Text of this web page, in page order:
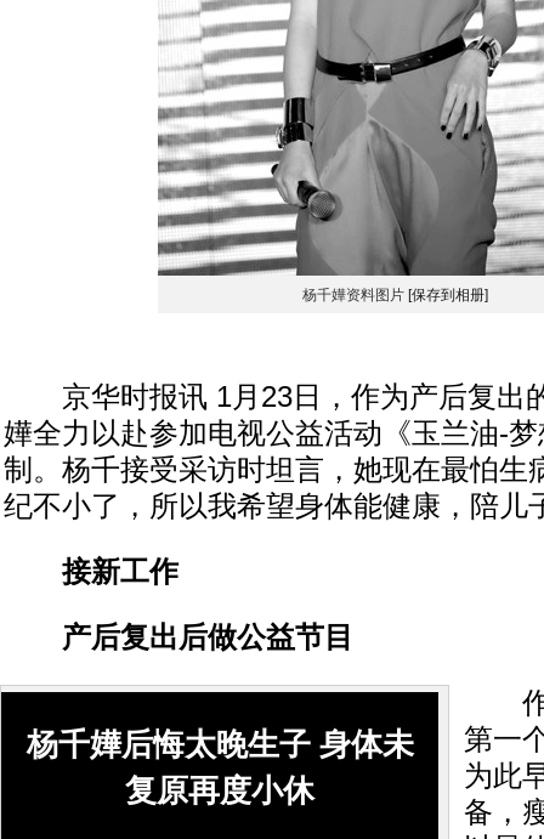
杨千嬅资料图片 [保存到相册]
京华时报讯 1月23日，作为产后复出
嬅全力以赴参加电视公益活动《玉兰油-
制。杨千接受采访时坦言，她现在最怕生
纪不小了，所以我希望身体能健康，陪儿
接新工作
产后复出后做公益节目
杨千嬅后悔太晚生子 身体未
复原再度小休
作
第一
为此
备，